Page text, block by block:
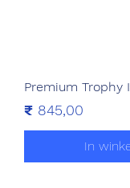
Premium Trophy
Prijs
₹ 845,00
In